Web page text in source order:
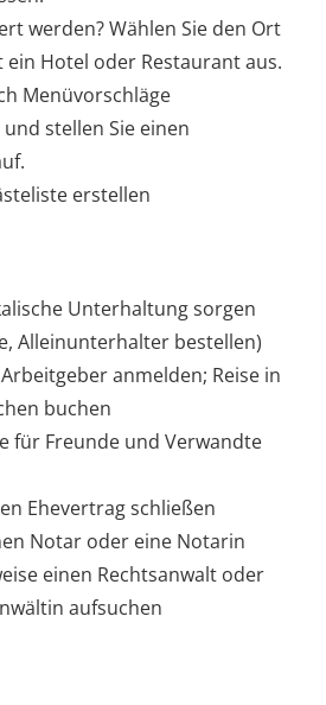
werden? Wählen Sie den Ort
ein Hotel oder Restaurant aus.
Menüvorschläge
stellen Sie einen
erstellen
Unterhaltung sorgen
Alleinunterhalter bestellen)
anmelden; Reise in
buchen
für Freunde und Verwandte
Ehevertrag schließen
Notar oder eine Notarin
einen Rechtsanwalt oder
aufsuchen